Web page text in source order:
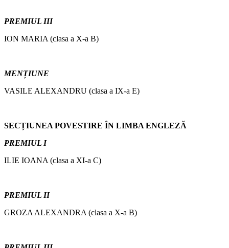
PREMIUL III
ION MARIA (clasa a X-a B)
MENȚIUNE
VASILE ALEXANDRU (clasa a IX-a E)
SECȚIUNEA POVESTIRE ÎN LIMBA ENGLEZĂ
PREMIUL I
ILIE IOANA (clasa a XI-a C)
PREMIUL II
GROZA ALEXANDRA (clasa a X-a B)